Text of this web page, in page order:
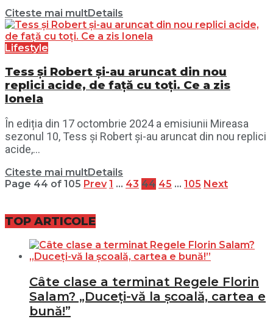
Citeste mai multDetails
Lifestyle
Tess și Robert și-au aruncat din nou
replici acide, de față cu toți. Ce a zis
Ionela
În ediția din 17 octombrie 2024 a emisiunii Mireasa
sezonul 10, Tess și Robert și-au aruncat din nou replici
acide,...
Citeste mai multDetails
Page 44 of 105 Prev 1 … 43 44 45 … 105 Next
TOP ARTICOLE
Câte clase a terminat Regele Florin
Salam? „Duceți-vă la școală, cartea e
bună!”